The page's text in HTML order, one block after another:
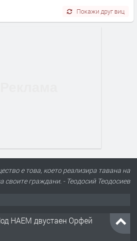
Покажи друг виц
е това, което реализира тавана на
своите граждани. - Теодосий Теодосиев
НАЕМ двустаен Орфей